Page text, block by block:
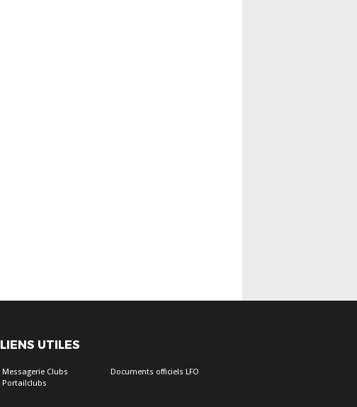
LIENS UTILES
Messagerie Clubs
Portailclubs
Documents officiels LFO